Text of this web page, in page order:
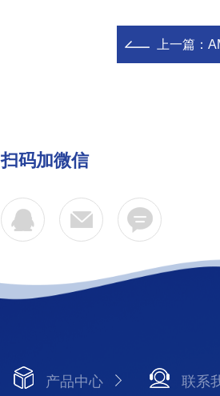
上一篇：
扫码加微信
产品中心 联系